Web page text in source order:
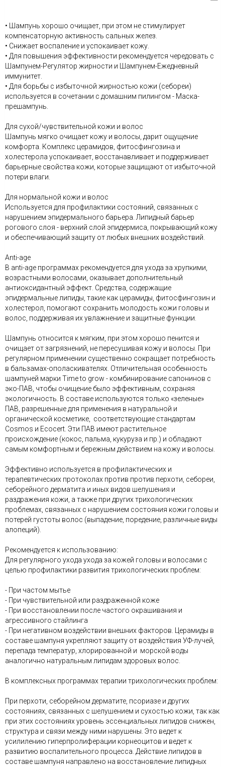
• Шампунь хорошо очищает, при этом не стимулирует
компенсаторную активность сальных желез.
• Снижает воспаление и успокаивает кожу.
• Для повышения эффективности рекомендуется чередовать с
Шампунем-Регулятор жирности и Шампунем-Ежедневный
иммунитет.
• Для борьбы с избыточной жирностью кожи (себореи)
используется в сочетании с домашним пилингом - Маска-
прешампунь.
Для сухой/чувствительной кожи и волос
Шампунь мягко очищает кожу и волосы, дарит ощущение
комфорта. Комплекс церамидов, фитосфингозина и
холестерола успокаивает, восстанавливает и поддерживает
барьерные свойства кожи, которые защищают от избыточной
потери влаги.
Для нормальной кожи и волос
Используется для профилактики состояний, связанных с
нарушением эпидермального барьера. Липидный барьер
рогового слоя - верхний слой эпидермиса, покрывающий кожу
и обеспечивающий защиту от любых внешних воздействий.
Anti-age
В anti-age программах рекомендуется для ухода за хрупкими,
возрастными волосами, оказывает дополнительный
антиоксидантный эффект. Средства, содержащие
эпидермальные липиды, такие как церамиды, фитосфингозин и
холестерол, помогают сохранить молодость кожи головы и
волос, поддерживая их увлажнение и защитные функции.
Шампунь относится к мягким, при этом хорошо пенится и
очищает от загрязнений, не пересушивая кожу и волосы. При
регулярном применении существенно сокращает потребность
в бальзамах-ополаскивателях. Отличительная особенность
шампуней марки Time to grow - комбинирование сапонинов с
эко-ПАВ, чтобы очищение было эффективным, сохраняя
экологичность. В составе используются только «зеленые»
ПАВ, разрешенные для применения в натуральной и
органической косметике, соответствующие стандартам
Cosmos и Ecocert. Эти ПАВ имеют растительное
происхождение (кокос, пальма, кукуруза и пр.) и обладают
самым комфортным и бережным действием на кожу и волосы.
Эффективно используется в профилактических и
терапевтических протоколах против против перхоти, себореи,
себорейного дерматита и иных видов шелушения и
раздражения кожи, а также при других трихологических
проблемах, связанных с нарушением состояния кожи головы и
потерей густоты волос (выпадение, поредение, различные виды
алопеций).
Рекомендуется к использованию:
Для регулярного ухода ухода за кожей головы и волосами с
целью профилактики развития трихологических проблем:
- При частом мытье
- При чувствительной или раздраженной коже
- При восстановлении после частого окрашивания и
агрессивного стайлинга
- При негативном воздействии внешних факторов. Церамиды в
составе шампуня укрепляют защиту от воздействия УФ-лучей,
перепада температур, хлорированной и морской воды
аналогично натуральным липидам здоровых волос.
В комплексных программах терапии трихологических проблем:
При перхоти, себорейном дерматите, псориазе и других
состояниях, связанных с шелушением и сухостью кожи, так как
при этих состояниях уровень эссенциальных липидов снижен,
структура и связи между ними нарушены. Это ведет к
усилилению гиперпролиферации корнеоцитов и ведет к
развитию воспалительного процесса. Действие липидов в
составе шампуня направлено на восстановление липидных